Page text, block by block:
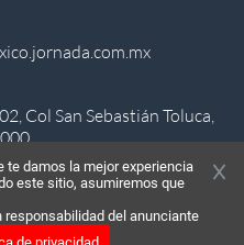
Col San Sebastián Toluca,
te damos la mejor experiencia
este sitio, asumiremos que
del anunciante
de privacidad